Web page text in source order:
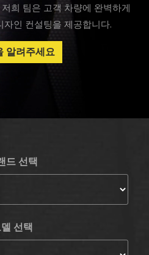
희 팀은 고객 차량에 완벽하게
인 컨설팅을 제공합니다.
알려주세요
드 선택
선택